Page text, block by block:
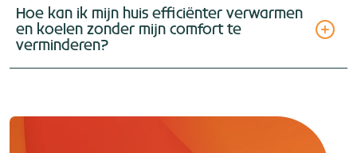
Hoe kan ik mijn huis efficiënter verwarmen
en koelen zonder mijn comfort te
verminderen?